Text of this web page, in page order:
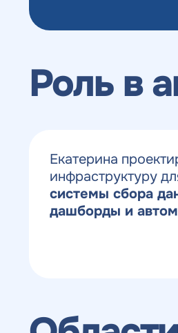
Роль в
Екатерина
инфраструктуру
системы сбора
дашборды и